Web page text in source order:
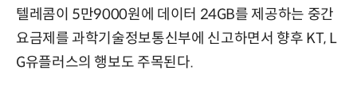
텔레콤이 5만9000원에 데이터 24GB를 제공하는 중간
요금제를 과학기술정보통신부에 신고하면서 향후 KT, L
G유플러스의 행보도 주목된다.